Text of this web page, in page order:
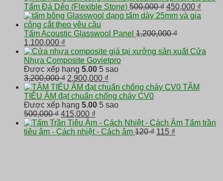
Tấm Đá Dẻo (Flexible Stone) 500,000₫ Giá
gốc
500,000 ₫.
450,000 ₫
Tấm Acoustic Glasswool Panel 1,200,000₫
Giá
gốc
là:
1,200,000 ₫.
1,100,000 ₫
hiện
tại
là:
1,100,000 ₫.
Cửa
Nhựa Composite Govietpro
Được xếp hạng 5.00 5 sao
3,200,000₫ Giá
gốc
là:
3,200,000 ₫.
2,900,000 ₫
hiện
tại
là:
TẤM
TIÊU ÂM đạt chuẩn chống cháy CV0
Được xếp hạng 5.00 5 sao
500,000₫ Giá
gốc
là:
415,000 ₫
hiện
tại
Tấm trần
tiêu âm - Cách nhiệt - Cách âm 120₫ Giá
115 ₫